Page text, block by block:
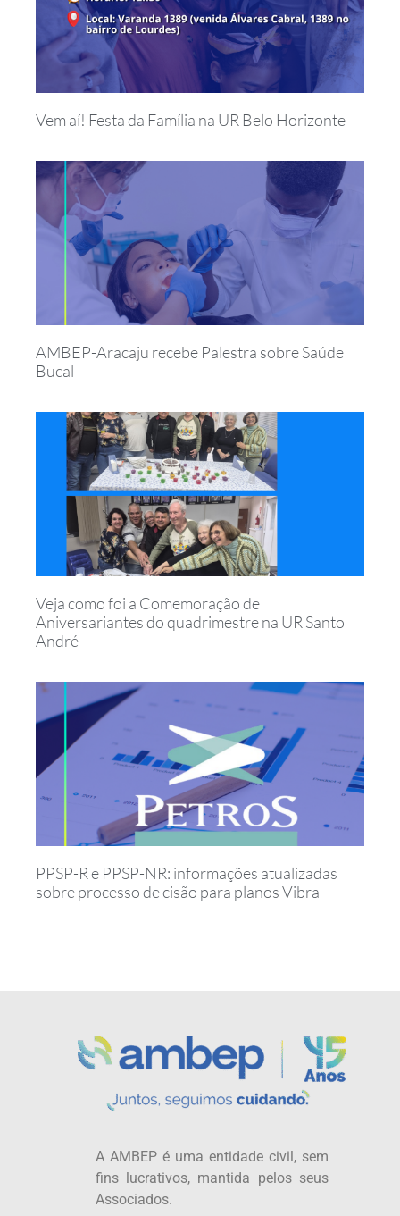
Vem aí! Festa da Família na UR Belo Horizonte
AMBEP-Aracaju recebe Palestra sobre Saúde
Bucal
Veja como foi a Comemoração de
Aniversariantes do quadrimestre na UR Santo
André
PPSP-R e PPSP-NR: informações atualizadas
sobre processo de cisão para planos Vibra
A AMBEP é uma entidade civil, sem
fins lucrativos, mantida pelos seus
Associados.